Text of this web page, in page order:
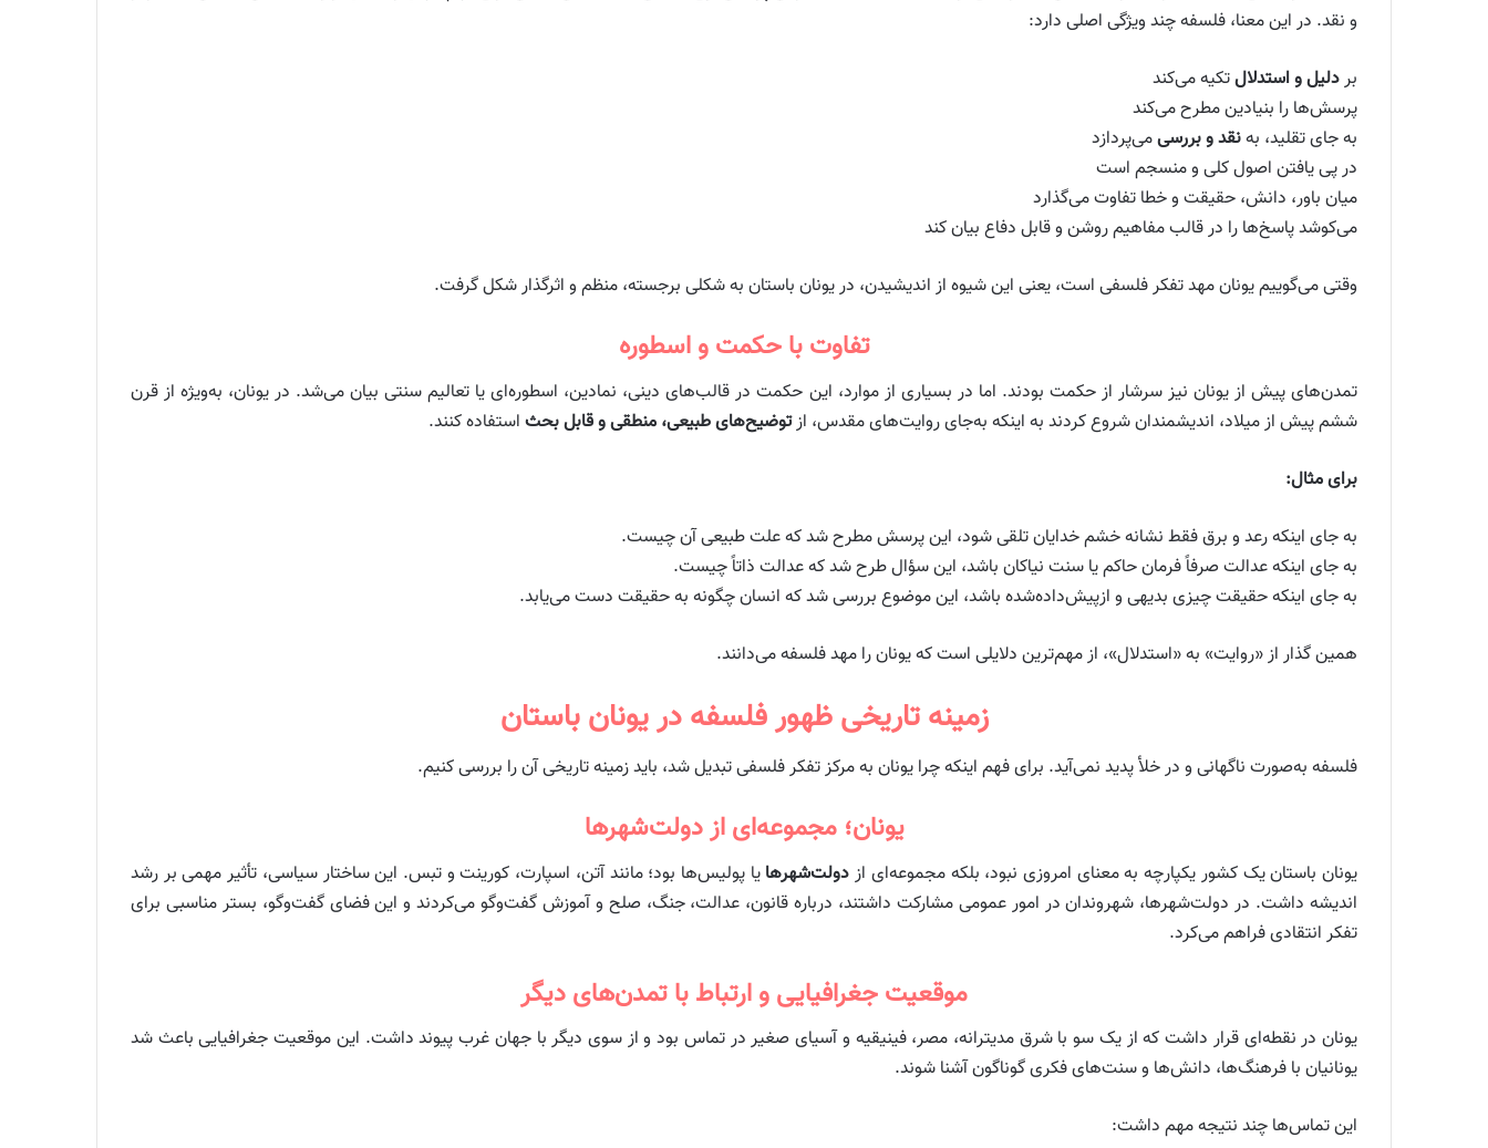
و نقد. در این معنا، فلسفه چند ویژگی اصلی دارد:
بردلیل و استدلالتکیه می‌کند
پرسش‌ها را بنیادین مطرح می‌کند
به جای تقلید، بهنقد و بررسیمی‌پردازد
در پی یافتن اصول کلی و منسجم است
میان باور، دانش، حقیقت و خطا تفاوت می‌گذارد
می‌کوشد پاسخ‌ها را در قالب مفاهیم روشن و قابل دفاع بیان کند
وقتی می‌گوییم یونان مهد تفکر فلسفی است، یعنی این شیوه از اندیشیدن، در یونان باستان به شکلی برجسته، منظم و اثرگذار شکل گرفت.
تفاوت با حکمت و اسطوره
تمدن‌های پیش از یونان نیز سرشار از حکمت بودند. اما در بسیاری از موارد، این حکمت در قالب‌های دینی، نمادین، اسطوره‌ای یا تعالیم سنتی بیان می‌شد. در یونان، به‌ویژه از قرن
ششم پیش از میلاد، اندیشمندان شروع کردند به اینکه به‌جای روایت‌های مقدس، ازتوضیح‌های طبیعی، منطقی و قابل بحث استفاده کنند.
برای مثال:
به جای اینکه رعد و برق فقط نشانه خشم خدایان تلقی شود، این پرسش مطرح شد که علت طبیعی آن چیست.
به جای اینکه عدالت صرفاً فرمان حاکم یا سنت نیاکان باشد، این سؤال طرح شد که عدالت ذاتاً چیست.
به جای اینکه حقیقت چیزی بدیهی و ازپیش‌داده‌شده باشد، این موضوع بررسی شد که انسان چگونه به حقیقت دست می‌یابد.
همین گذار از «روایت» به «استدلال»، از مهم‌ترین دلایلی است که یونان را مهد فلسفه می‌دانند.
زمینه تاریخی ظهور فلسفه در یونان باستان
فلسفه به‌صورت ناگهانی و در خلأ پدید نمی‌آید. برای فهم اینکه چرا یونان به مرکز تفکر فلسفی تبدیل شد، باید زمینه تاریخی آن را بررسی کنیم.
یونان؛ مجموعه‌ای از دولت‌شهرها
یونان باستان یک کشور یکپارچه به معنای امروزی نبود، بلکه مجموعه‌ای از دولت‌شهرها یا پولیس‌ها بود؛ مانند آتن، اسپارت، کورینت و تبس. این ساختار سیاسی، تأثیر مهمی بر رشد
اندیشه داشت. در دولت‌شهرها، شهروندان در امور عمومی مشارکت داشتند، درباره قانون، عدالت، جنگ، صلح و آموزش گفت‌وگو می‌کردند و این فضای گفت‌وگو، بستر مناسبی برای
تفکر انتقادی فراهم می‌کرد.
موقعیت جغرافیایی و ارتباط با تمدن‌های دیگر
یونان در نقطه‌ای قرار داشت که از یک سو با شرق مدیترانه، مصر، فینیقیه و آسیای صغیر در تماس بود و از سوی دیگر با جهان غرب پیوند داشت. این موقعیت جغرافیایی باعث شد
یونانیان با فرهنگ‌ها، دانش‌ها و سنت‌های فکری گوناگون آشنا شوند.
این تماس‌ها چند نتیجه مهم داشت: